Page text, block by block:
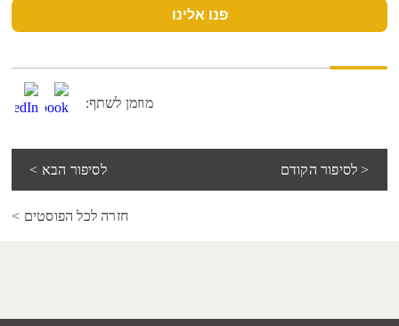
פנו אלינו
מוזמן לשתף:
< לסיפור הקודם לסיפור הבא >
חזרה לכל הפוסטים >